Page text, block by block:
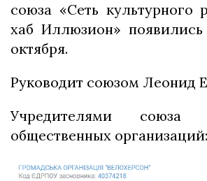
союза «Сеть культурного
хаб Иллюзион»
октября.
Руководит союзом Леонид
Учредителями
общественных организаций: